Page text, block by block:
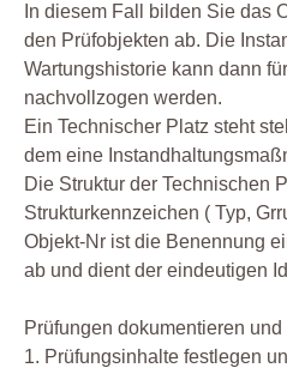
In diesem Fall bilden Sie das
den Prüfobjekten ab. Die
Wartungshistorie kann dann
nachvollzogen werden.
Ein Technischer Platz steht
dem eine
Die Struktur der Technischen
Strukturkennzeichen ( Typ,
Objekt-Nr ist die Benennung
ab und dient der eindeutigen
Prüfungen dokumentieren
1. Prüfungsinhalte festlegen